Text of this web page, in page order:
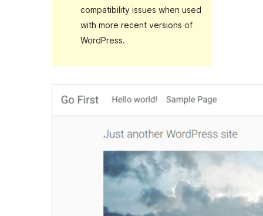
compatibility issues when used
with more recent versions of
WordPress.